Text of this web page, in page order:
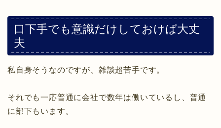
口下手でも意識だけしておけば大丈
夫
私自身そうなのですが、雑談超苦手です。
それでも一応普通に会社で数年は働いているし、普通
に部下もいます。